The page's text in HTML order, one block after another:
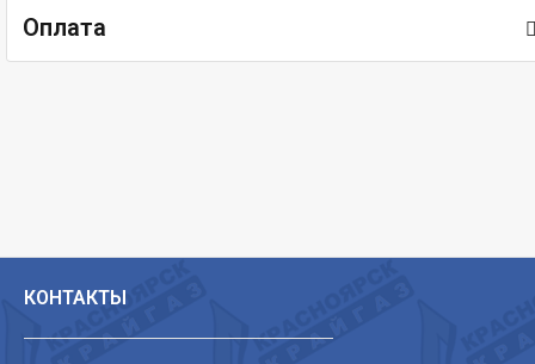
Оплата
КОНТАКТЫ